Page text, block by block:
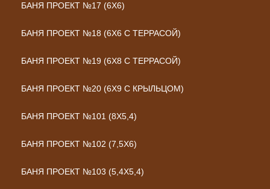
БАНЯ ПРОЕКТ №17 (6Х6)
БАНЯ ПРОЕКТ №18 (6Х6 С ТЕРРАСОЙ)
БАНЯ ПРОЕКТ №19 (6Х8 С ТЕРРАСОЙ)
БАНЯ ПРОЕКТ №20 (6Х9 С КРЫЛЬЦОМ)
БАНЯ ПРОЕКТ №101 (8X5,4)
БАНЯ ПРОЕКТ №102 (7,5X6)
БАНЯ ПРОЕКТ №103 (5,4X5,4)